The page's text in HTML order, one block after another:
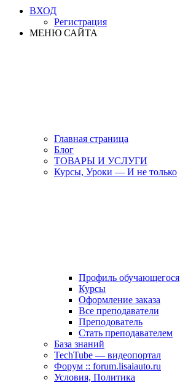
ВХОД
Регистрация
МЕНЮ САЙТА
Главная страница
Блог
ТОВАРЫ И УСЛУГИ
Курсы, Уроки — И не только
Профиль обучающегося
Курсы
Оформление заказа
Все преподаватели
Преподователь
Стать преподавателем
База знаний
TechTube — видеопортал
Форум :: forum.lisaiauto.ru
Условия, Политика